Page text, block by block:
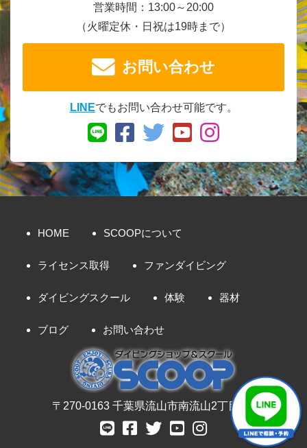
営業時間：13:00～20:00
（火曜定休・日祝は19時まで）
お問い合わせ
LINEでもお問い合わせ可能です。
HOME SCOOPについて
ライセンス取得 ファンダイビング
ダイビングスクール 体験 器材
ブログ お問い合わせ
〒270-0163 千葉県流山市南流山2丁目8-7